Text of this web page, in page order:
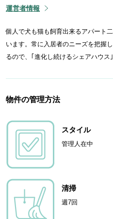
運営者情報
個人で犬も猫も飼育出来るアパート
います。常に入居者のニーズを把握
るので、｢進化し続けるシェアハウス
物件の管理方法
スタイル
管理人在中
清掃
週7回